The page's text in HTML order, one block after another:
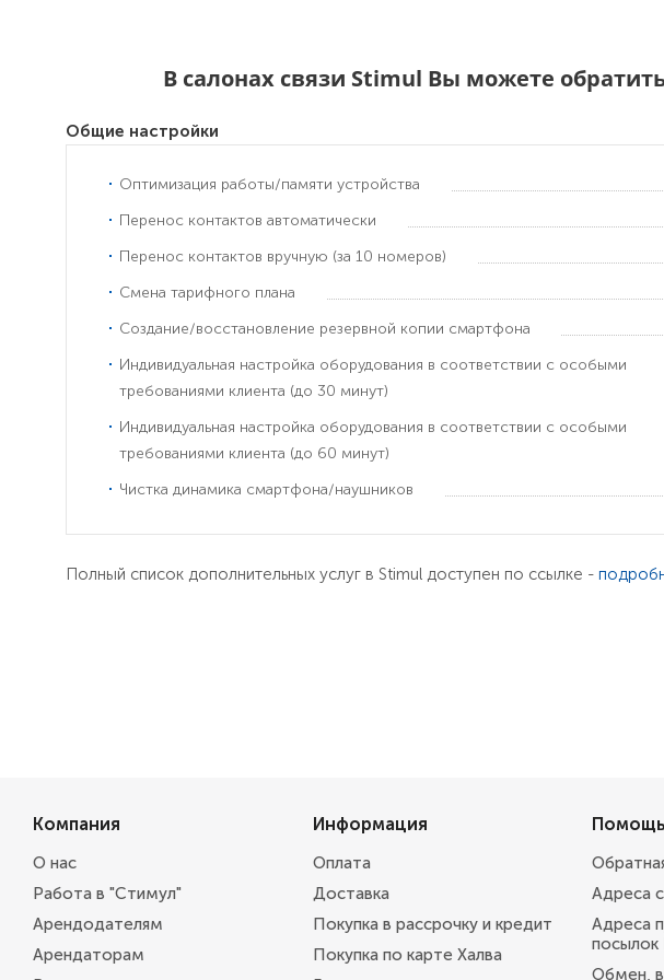
В салонах связи Stimul Вы можете
Общие настройки
Оптимизация работы/памяти устройства
Перенос контактов автоматически
Перенос контактов вручную (за 10 номеров)
Смена тарифного плана
Создание/восстановление резервной копии смартфона
Индивидуальная настройка оборудования в соответствии с особыми
требованиями клиента (до 30 минут)
Индивидуальная настройка оборудования в соответствии с особыми
требованиями клиента (до 60 минут)
Чистка динамика смартфона/наушников
Полный список дополнительных услуг в Stimul доступен по ссылке -
Компания
О нас
Работа в "Стимул"
Арендодателям
Арендаторам
Информация
Оплата
Доставка
Покупка в рассрочку и кредит
Покупка по карте Халва
Помощь
Адреса
Адреса
посылок
Обмен,